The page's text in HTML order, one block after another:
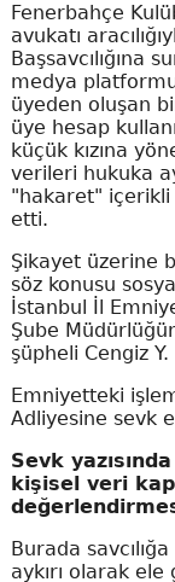
Fenerbahçe
avukatı
Başsavcılığına
medya
üyeden oluşan
üye hesap
küçük kızına
verileri hukuka
"hakaret" içerikli
etti.
Şikayet üzerine
söz konusu
İstanbul İl
Şube
şüpheli Cengiz Y.
Emniyetteki
Adliyesine sevk
Sevk
kişisel veri
Burada
aykırı olarak